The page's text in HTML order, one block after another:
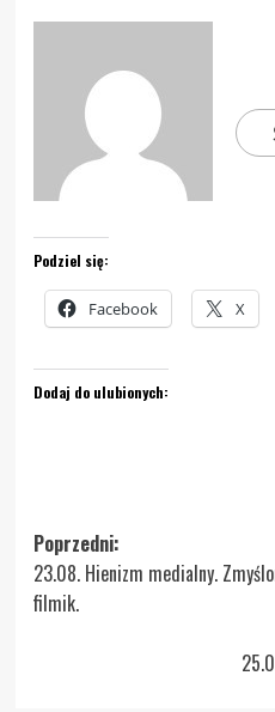
Podziel się:
Facebook X
Dodaj do ulubionych:
Zobacz
wpisy
Poprzedni:
23.08. Hienizm medialny.
filmik.